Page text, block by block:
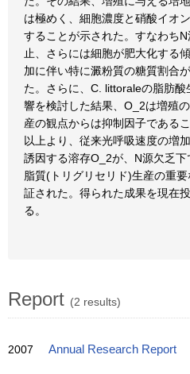
は極めく、細胞濃度と硝酸イオ
することが示された。すなわち
止、さらには細胞が肥大化する
加に伴い特に澱粉質の糖質割合
た。さらに、C. littoraleの脂肪
響を検討した結果、O_2は増殖
産の観点からは抑制因子である
以上より、従来光呼吸速度の増
誘因する溶存O_2が、N源欠乏
脂質(トリグリセリド)生産の重
証された。得られた成果を現在
る。
Report (2 results)
2007 Annual Research Report